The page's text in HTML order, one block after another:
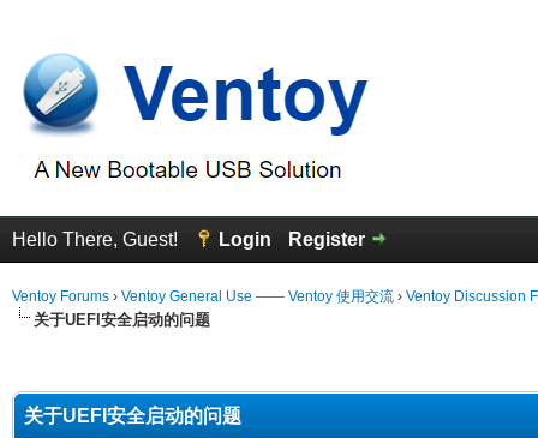
Hello There, Guest! Login Register
Ventoy Forums › Ventoy General Use —— Ventoy 使用交流 › Ventoy Discussion
关于UEFI安全启动的问题
关于UEFI安全启动的问题